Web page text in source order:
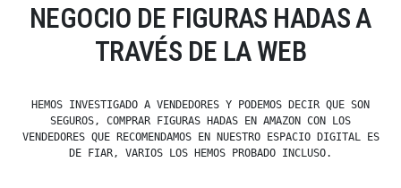
NEGOCIO DE FIGURAS HADAS A
TRAVÉS DE LA WEB
HEMOS INVESTIGADO A VENDEDORES Y PODEMOS DECIR QUE SON
SEGUROS, COMPRAR FIGURAS HADAS EN AMAZON CON LOS
VENDEDORES QUE RECOMENDAMOS EN NUESTRO ESPACIO DIGITAL ES
DE FIAR, VARIOS LOS HEMOS PROBADO INCLUSO.